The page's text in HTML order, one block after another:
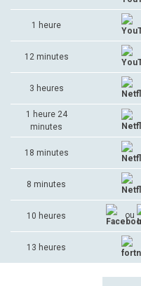
1 heure
12 minutes
3 heures
1 heure 24
minutes
18 minutes
8 minutes
10 heures ou
13 heures